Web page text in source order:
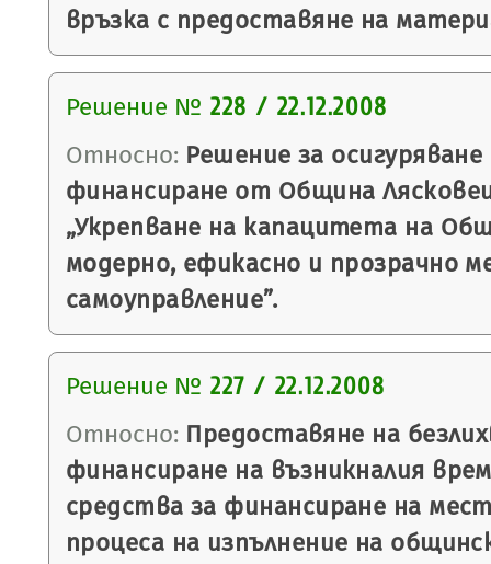
връзка с предоставяне на
Решение № 228 / 22.12.2008
Относно: Решение за
финансиране от Община
„Укрепване на капацитета на
модерно, ефикасно и прозрачно
самоуправление”.
Решение № 227 / 22.12.2008
Относно: Предоставяне на
финансиране на възникналия
средства за финансиране на
процеса на изпълнение на